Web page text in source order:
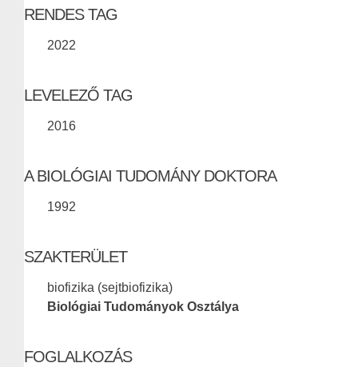
RENDES TAG
2022
LEVELEZŐ TAG
2016
A BIOLÓGIAI TUDOMÁNY DOKTORA
1992
SZAKTERÜLET
biofizika (sejtbiofizika)
Biológiai Tudományok Osztálya
FOGLALKOZÁS